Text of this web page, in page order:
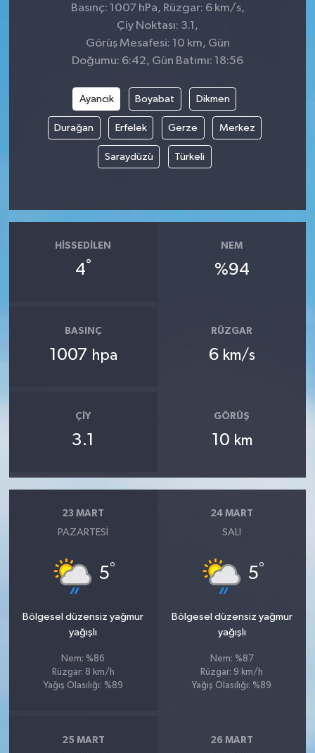
Basınç: 1007 hPa, Rüzgar: 6 km/s,
Çiy Noktası: 3.1,
Görüş Mesafesi: 10 km, Gün
Doğumu: 6:42, Gün Batımı: 18:56
Ayancık Boyabat Dikmen
Durağan Erfelek Gerze Merkez
Saraydüzü Türkeli
HISSEDILEN
4°
NEM
%94
BASINÇ
1007 hpa
RÜZGAR
6 km/s
ÇIY
3.1
GÖRÜŞ
10 km
23 MART
PAZARTESI
5°
Bölgesel düzensiz yağmur
yağışlı
Nem: %86
Rüzgar: 8 km/h
Yağış Olasılığı: %89
24 MART
SALI
5°
Bölgesel düzensiz yağmur
yağışlı
Nem: %87
Rüzgar: 9 km/h
Yağış Olasılığı: %89
25 MART 26 MART
YAYLADERE
YEDİSU